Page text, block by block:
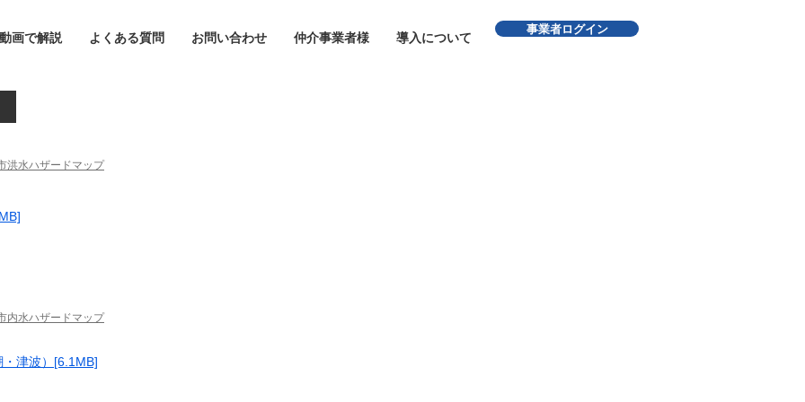
画で解説 よくある質問 お問い合わせ 仲介事業者様 導入について 事業者ログイン
洪水ハザードマップ
内水ハザードマップ
津波）[6.1MB]